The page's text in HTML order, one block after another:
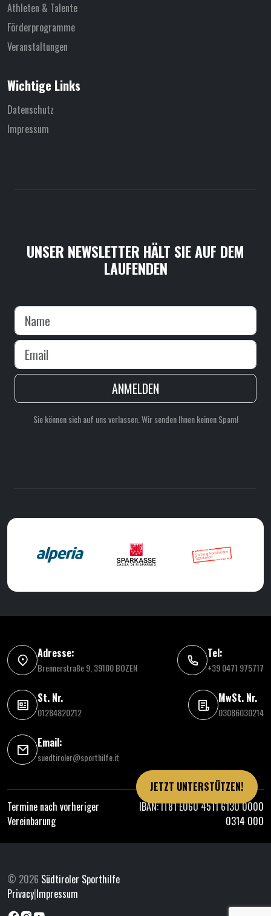
Athleten & Talente
Förderprogramme
Veranstaltungen
Wichtige Links
Datenschutz
Impressum
UNSER NEWSLETTER HÄLT SIE AUF DEM
LAUFENDEN
ANMELDEN
Sie können sich auf uns verlassen. Wir senden Ihnen keinen Spam!
Adresse:
Brennerstraße 9, 39100 BOZEN
Tel:
+39 0471 975717
St. Nr.
01284820212
MwSt. Nr.
03086030214
Email:
suedtiroler@sporthilfe.it
Termine nach vorheriger
Vereinbarung
IBAN: IT81 E060 4511 6130 0000
0314 000
© 2026 Südtiroler Sporthilfe
Privacy|Impressum
JETZT UNTERSTÜTZEN!